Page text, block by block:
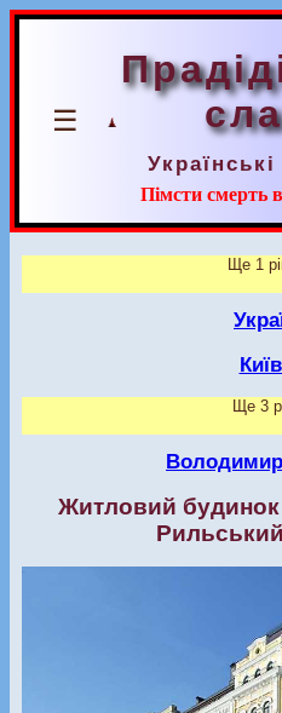
☰
Пімсти смерть
Ще 1
Ще 3
Житловий будинок